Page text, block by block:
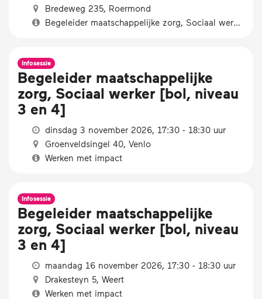
Bredeweg 235, Roermond
Begeleider maatschappelijke zorg, Sociaal werker [bol, niveau 3 en 4]
Infosessie
Begeleider maatschappelijke
zorg, Sociaal werker [bol, niveau
3 en 4]
dinsdag 3 november 2026, 17:30 - 18:30 uur
Groenveldsingel 40, Venlo
Werken met impact
Infosessie
Begeleider maatschappelijke
zorg, Sociaal werker [bol, niveau
3 en 4]
maandag 16 november 2026, 17:30 - 18:30 uur
Drakesteyn 5, Weert
Werken met impact